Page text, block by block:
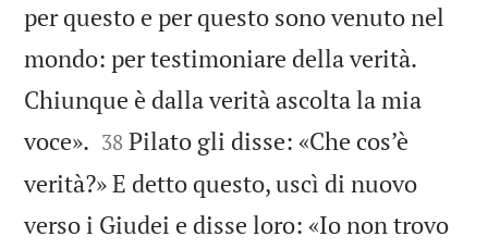
per questo e per questo sono venuto nel
mondo: per testimoniare della verità.
Chiunque è dalla verità ascolta la mia
voce». 

38 Pilato gli disse: «Che cos’è
verità?» E detto questo, uscì di nuovo
verso i Giudei e disse loro: «Io non trovo